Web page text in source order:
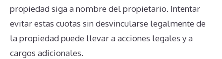
propiedad siga a nombre del propietario. Intentar
evitar estas cuotas sin desvincularse legalmente de
la propiedad puede llevar a acciones legales y a
cargos adicionales.